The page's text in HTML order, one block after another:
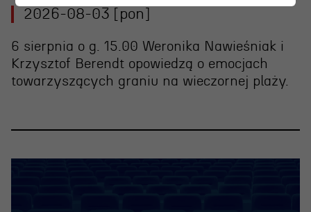
2026-08-03 [pon]
6 sierpnia o g. 15.00 Weronika Nawieśniak i
Krzysztof Berendt opowiedzą o emocjach
towarzyszących graniu na wieczornej plaży.